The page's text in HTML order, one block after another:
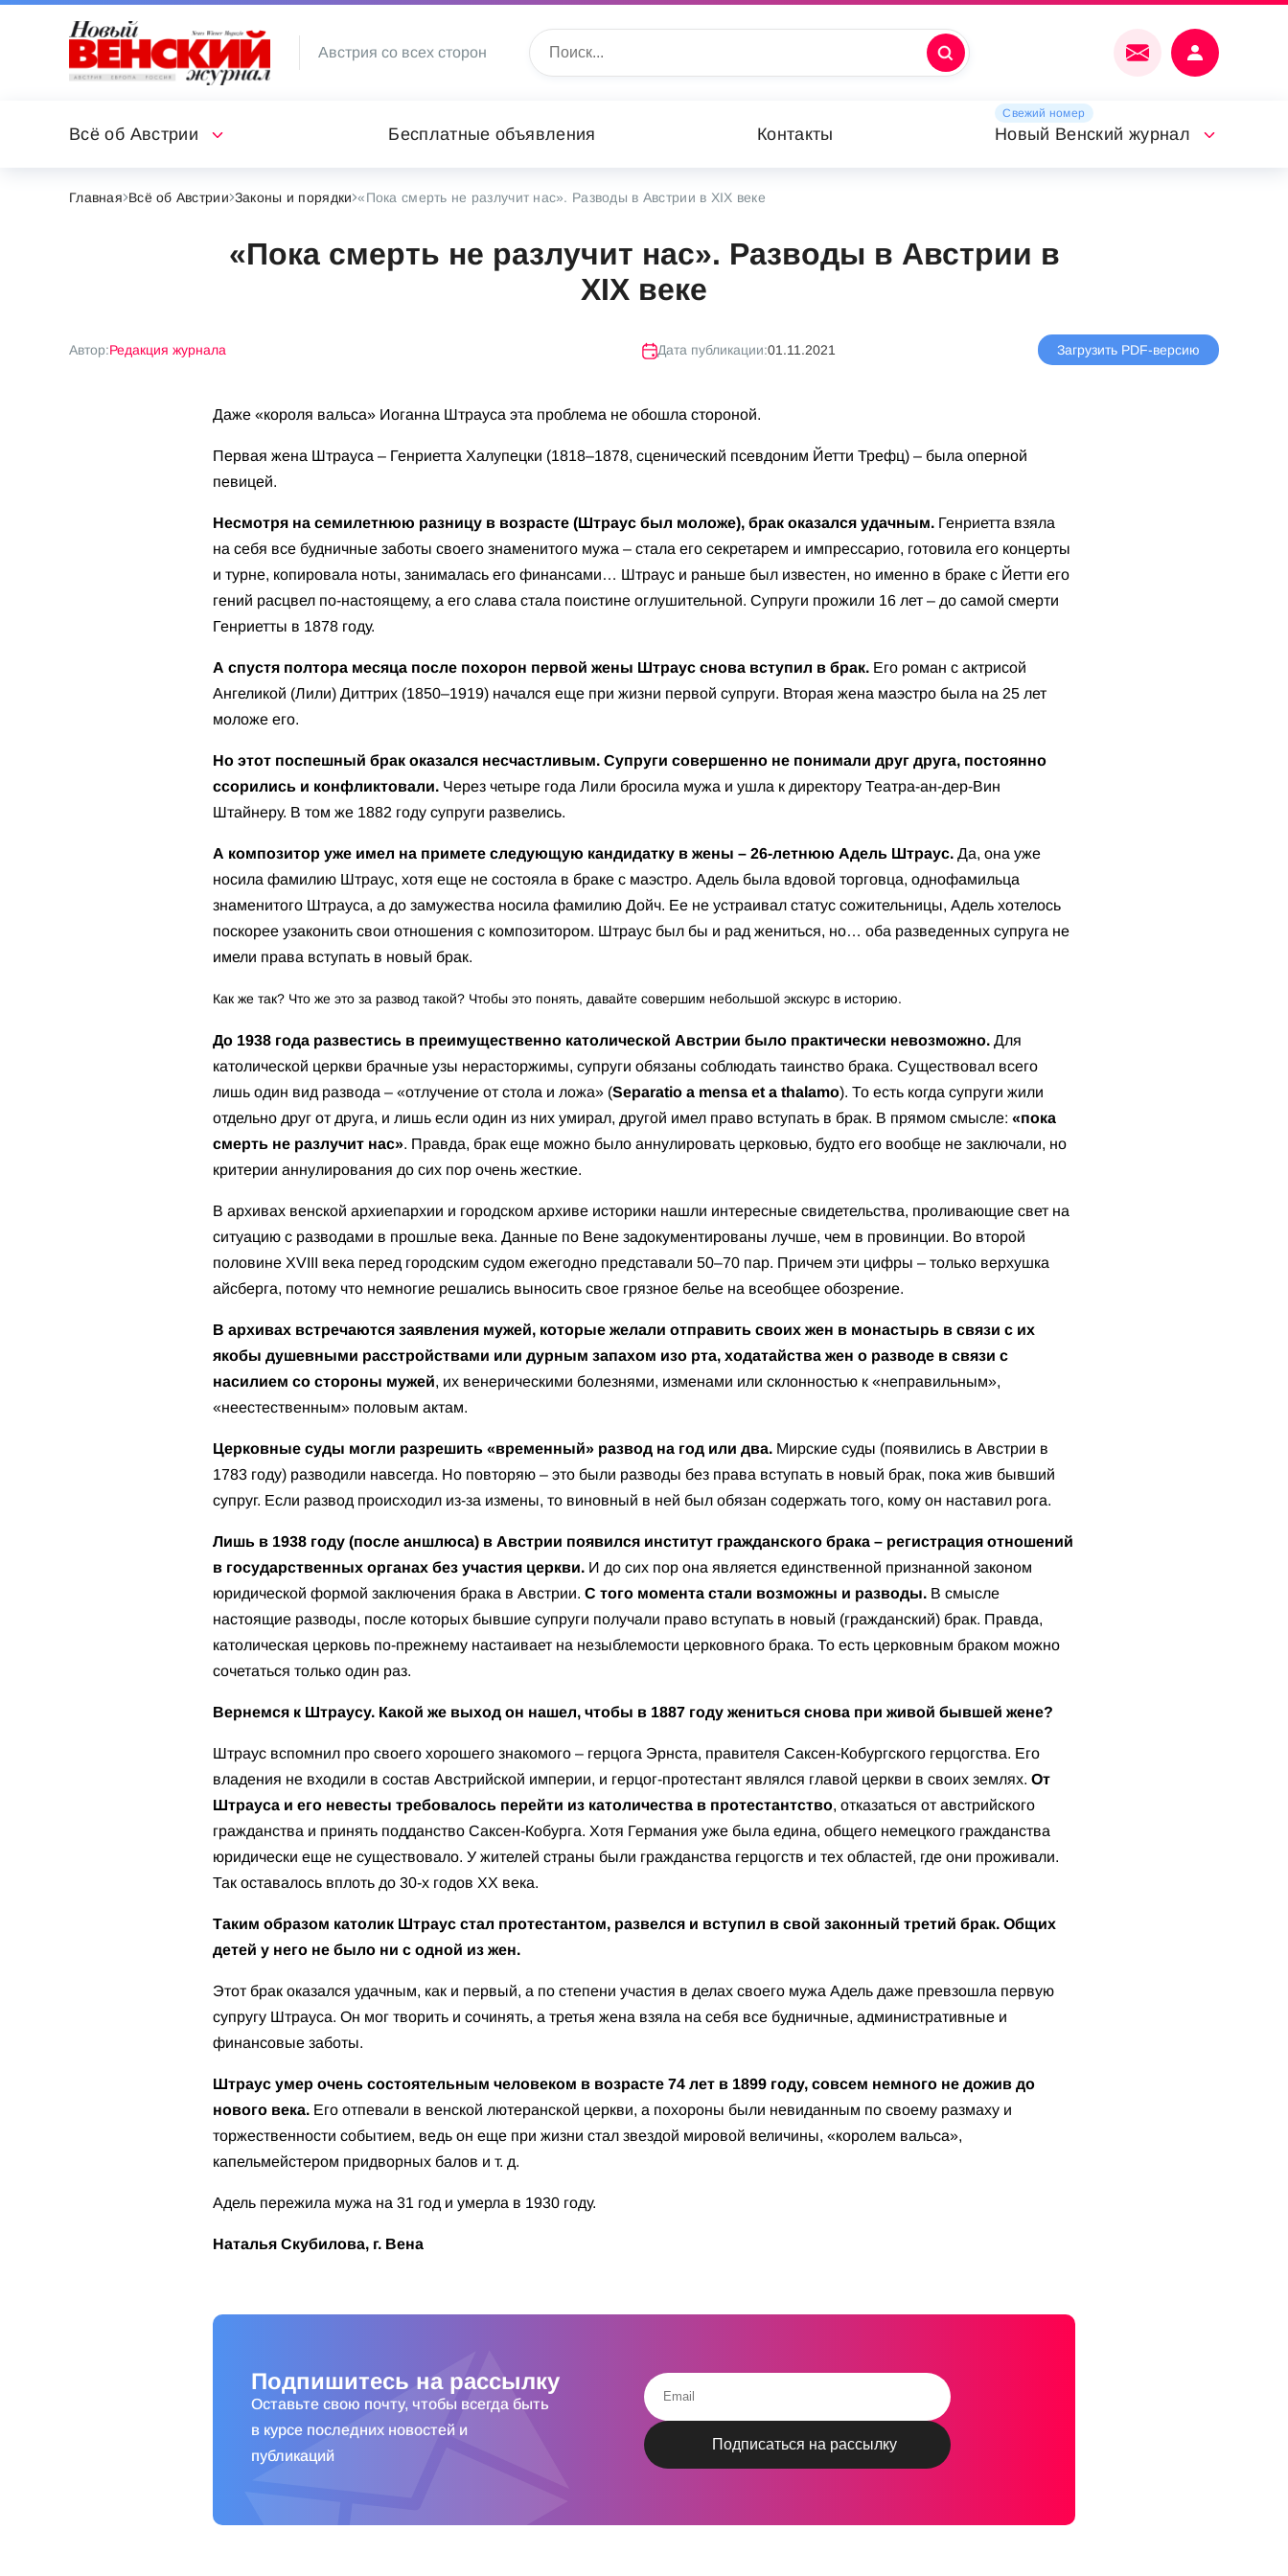
Австрия со всех сторон
Всё об Австрии Бесплатные объявления Контакты
Свежий номер
Новый Венский журнал
Главная Всё об Австрии Законы и порядки «Пока смерть не разлучит нас». Разводы в Австрии в XIX веке
«Пока смерть не разлучит нас». Разводы в Австрии в
XIX веке
Автор:Редакция журнала Дата публикации:01.11.2021 Загрузить PDF-версию
Даже «короля вальса» Иоганна Штрауса эта проблема не обошла стороной.
Первая жена Штрауса – Генриетта Халупецки (1818–1878, сценический псевдоним Йетти Трефц) – была оперной
певицей.
Несмотря на семилетнюю разницу в возрасте (Штраус был моложе), брак оказался удачным. Генриетта взяла
на себя все будничные заботы своего знаменитого мужа – стала его секретарем и импрессарио, готовила его концерты
и турне, копировала ноты, занималась его финансами… Штраус и раньше был известен, но именно в браке с Йетти его
гений расцвел по-настоящему, а его слава стала поистине оглушительной. Супруги прожили 16 лет – до самой смерти
Генриетты в 1878 году.
А спустя полтора месяца после похорон первой жены Штраус снова вступил в брак. Его роман с актрисой
Ангеликой (Лили) Диттрих (1850–1919) начался еще при жизни первой супруги. Вторая жена маэстро была на 25 лет
моложе его.
Но этот поспешный брак оказался несчастливым. Супруги совершенно не понимали друг друга, постоянно
ссорились и конфликтовали. Через четыре года Лили бросила мужа и ушла к директору Театра-ан-дер-Вин
Штайнеру. В том же 1882 году супруги развелись.
А композитор уже имел на примете следующую кандидатку в жены – 26-летнюю Адель Штраус. Да, она уже
носила фамилию Штраус, хотя еще не состояла в браке с маэстро. Адель была вдовой торговца, однофамильца
знаменитого Штрауса, а до замужества носила фамилию Дойч. Ее не устраивал статус сожительницы, Адель хотелось
поскорее узаконить свои отношения с композитором. Штраус был бы и рад жениться, но… оба разведенных супруга не
имели права вступать в новый брак.
Как же так? Что же это за развод такой? Чтобы это понять, давайте совершим небольшой экскурс в историю.
До 1938 года развестись в преимущественно католической Австрии было практически невозможно. Для
католической церкви брачные узы нерасторжимы, супруги обязаны соблюдать таинство брака. Существовал всего
лишь один вид развода – «отлучение от стола и ложа» (Separatio a mensa et a thalamo). То есть когда супруги жили
отдельно друг от друга, и лишь если один из них умирал, другой имел право вступать в брак. В прямом смысле: «пока
смерть не разлучит нас». Правда, брак еще можно было аннулировать церковью, будто его вообще не заключали, но
критерии аннулирования до сих пор очень жесткие.
В архивах венской архиепархии и городском архиве историки нашли интересные свидетельства, проливающие свет на
ситуацию с разводами в прошлые века. Данные по Вене задокументированы лучше, чем в провинции. Во второй
половине XVIII века перед городским судом ежегодно представали 50–70 пар. Причем эти цифры – только верхушка
айсберга, потому что немногие решались выносить свое грязное белье на всеобщее обозрение.
В архивах встречаются заявления мужей, которые желали отправить своих жен в монастырь в связи с их
якобы душевными расстройствами или дурным запахом изо рта, ходатайства жен о разводе в связи с
насилием со стороны мужей, их венерическими болезнями, изменами или склонностью к «неправильным»,
«неестественным» половым актам.
Церковные суды могли разрешить «временный» развод на год или два. Мирские суды (появились в Австрии в
1783 году) разводили навсегда. Но повторяю – это были разводы без права вступать в новый брак, пока жив бывший
супруг. Если развод происходил из-за измены, то виновный в ней был обязан содержать того, кому он наставил рога.
Лишь в 1938 году (после аншлюса) в Австрии появился институт гражданского брака – регистрация отношений
в государственных органах без участия церкви. И до сих пор она является единственной признанной законом
юридической формой заключения брака в Австрии. С того момента стали возможны и разводы. В смысле
настоящие разводы, после которых бывшие супруги получали право вступать в новый (гражданский) брак. Правда,
католическая церковь по-прежнему настаивает на незыблемости церковного брака. То есть церковным браком можно
сочетаться только один раз.
Вернемся к Штраусу. Какой же выход он нашел, чтобы в 1887 году жениться снова при живой бывшей жене?
Штраус вспомнил про своего хорошего знакомого – герцога Эрнста, правителя Саксен-Кобургского герцогства. Его
владения не входили в состав Австрийской империи, и герцог-протестант являлся главой церкви в своих землях. От
Штрауса и его невесты требовалось перейти из католичества в протестантство, отказаться от австрийского
гражданства и принять подданство Саксен-Кобурга. Хотя Германия уже была едина, общего немецкого гражданства
юридически еще не существовало. У жителей страны были гражданства герцогств и тех областей, где они проживали.
Так оставалось вплоть до 30-х годов XX века.
Таким образом католик Штраус стал протестантом, развелся и вступил в свой законный третий брак. Общих
детей у него не было ни с одной из жен.
Этот брак оказался удачным, как и первый, а по степени участия в делах своего мужа Адель даже превзошла первую
супругу Штрауса. Он мог творить и сочинять, а третья жена взяла на себя все будничные, административные и
финансовые заботы.
Штраус умер очень состоятельным человеком в возрасте 74 лет в 1899 году, совсем немного не дожив до
нового века. Его отпевали в венской лютеранской церкви, а похороны были невиданным по своему размаху и
торжественности событием, ведь он еще при жизни стал звездой мировой величины, «королем вальса»,
капельмейстером придворных балов и т. д.
Адель пережила мужа на 31 год и умерла в 1930 году.
Наталья Скубилова, г. Вена
Подпишитесь на рассылку
Оставьте свою почту, чтобы всегда быть
в курсе последних новостей и
публикаций